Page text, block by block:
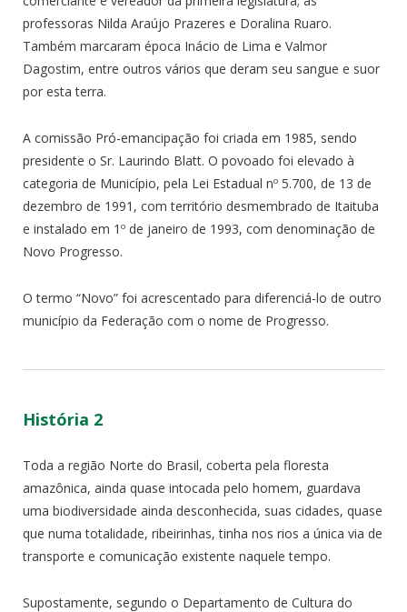
professoras Nilda Araújo Prazeres e Doralina Ruaro.
Também marcaram época Inácio de Lima e Valmor
Dagostim, entre outros vários que deram seu sangue e suor
por esta terra.
A comissão Pró-emancipação foi criada em 1985, sendo
presidente o Sr. Laurindo Blatt. O povoado foi elevado à
categoria de Município, pela Lei Estadual nº 5.700, de 13 de
dezembro de 1991, com território desmembrado de Itaituba
e instalado em 1º de janeiro de 1993, com denominação de
Novo Progresso.
O termo “Novo” foi acrescentado para diferenciá-lo de outro
município da Federação com o nome de Progresso.
História 2
Toda a região Norte do Brasil, coberta pela floresta
amazônica, ainda quase intocada pelo homem, guardava
uma biodiversidade ainda desconhecida, suas cidades, quase
que numa totalidade, ribeirinhas, tinha nos rios a única via de
transporte e comunicação existente naquele tempo.
Supostamente, segundo o Departamento de Cultura do